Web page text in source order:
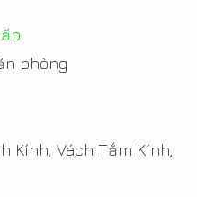
phòng
Kính, Vách Tắm Kính,